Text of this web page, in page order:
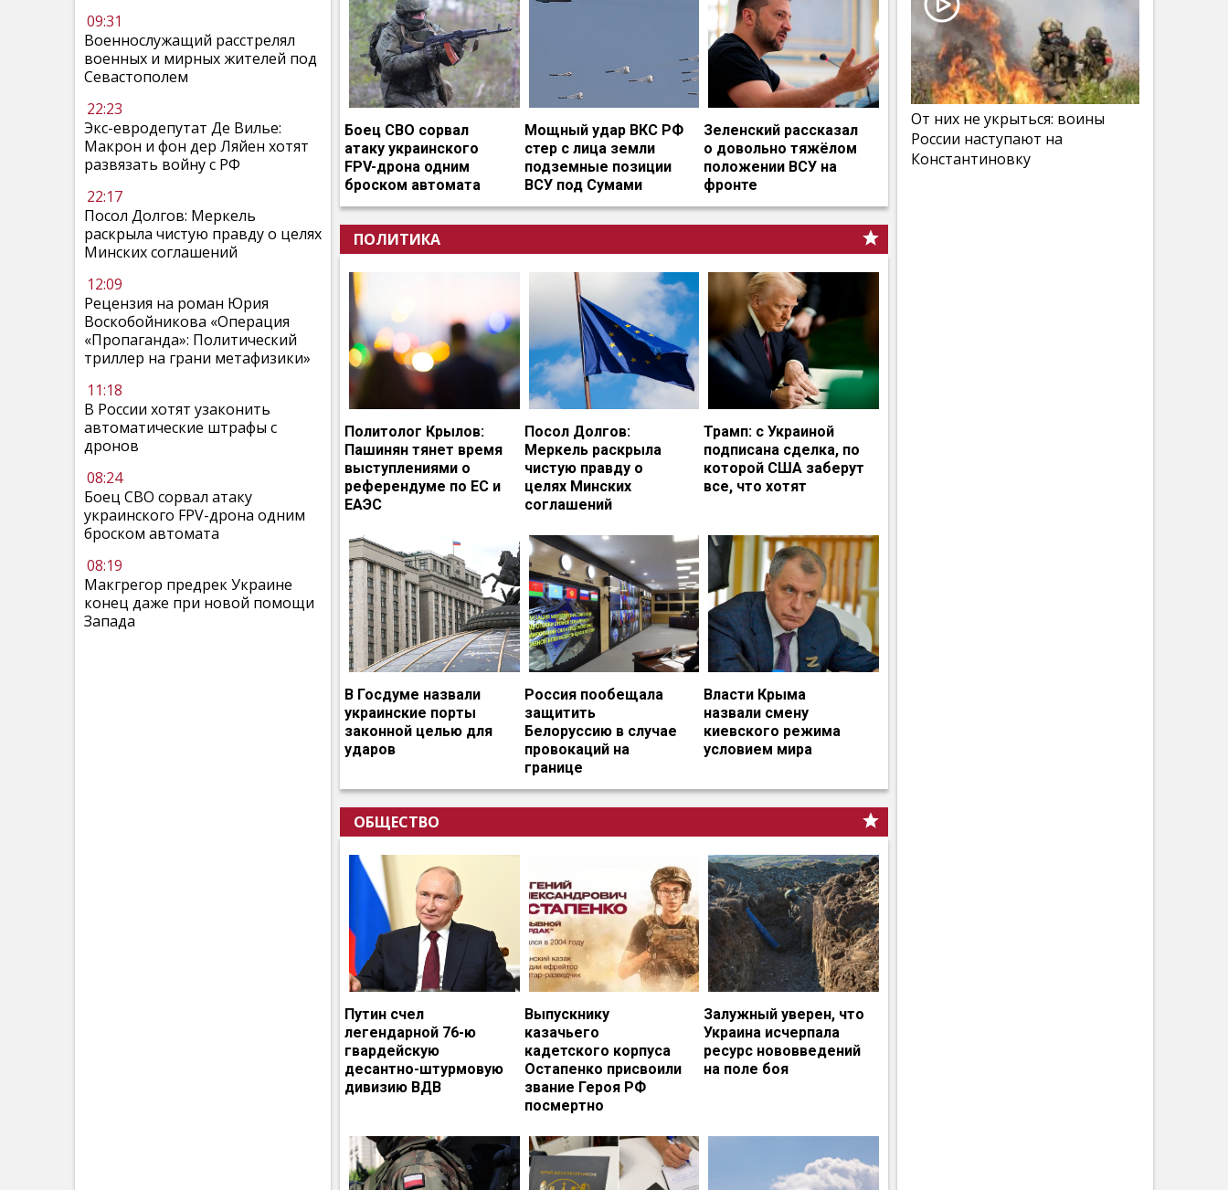
09:31
Военнослужащий расстрелял
военных и мирных жителей под
Севастополем
22:23
Экс-евродепутат Де Вилье:
Макрон и фон дер Ляйен хотят
развязать войну с РФ
22:17
Посол Долгов: Меркель
раскрыла чистую правду о целях
Минских соглашений
12:09
Рецензия на роман Юрия
Воскобойникова «Операция
«Пропаганда»: Политический
триллер на грани метафизики»
11:18
В России хотят узаконить
автоматические штрафы с
дронов
08:24
Боец СВО сорвал атаку
украинского FPV-дрона одним
броском автомата
08:19
Макгрегор предрек Украине
конец даже при новой помощи
Запада
Боец СВО сорвал
атаку украинского
FPV-дрона одним
броском автомата
Мощный удар ВКС РФ
стер с лица земли
подземные позиции
ВСУ под Сумами
Зеленский рассказал
о довольно тяжёлом
положении ВСУ на
фронте
ПОЛИТИКА
Политолог Крылов:
Пашинян тянет время
выступлениями о
референдуме по ЕС и
ЕАЭС
Посол Долгов:
Меркель раскрыла
чистую правду о
целях Минских
соглашений
Трамп: с Украиной
подписана сделка, по
которой США заберут
все, что хотят
В Госдуме назвали
украинские порты
законной целью для
ударов
Россия пообещала
защитить
Белоруссию в случае
провокаций на
границе
Власти Крыма
назвали смену
киевского режима
условием мира
ОБЩЕСТВО
Путин счел
легендарной 76-ю
гвардейскую
десантно-штурмовую
дивизию ВДВ
Выпускнику
казачьего
кадетского корпуса
Остапенко присвоили
звание Героя РФ
посмертно
Залужный уверен, что
Украина исчерпала
ресурс нововведений
на поле боя
От них не укрыться: воины
России наступают на
Константиновку